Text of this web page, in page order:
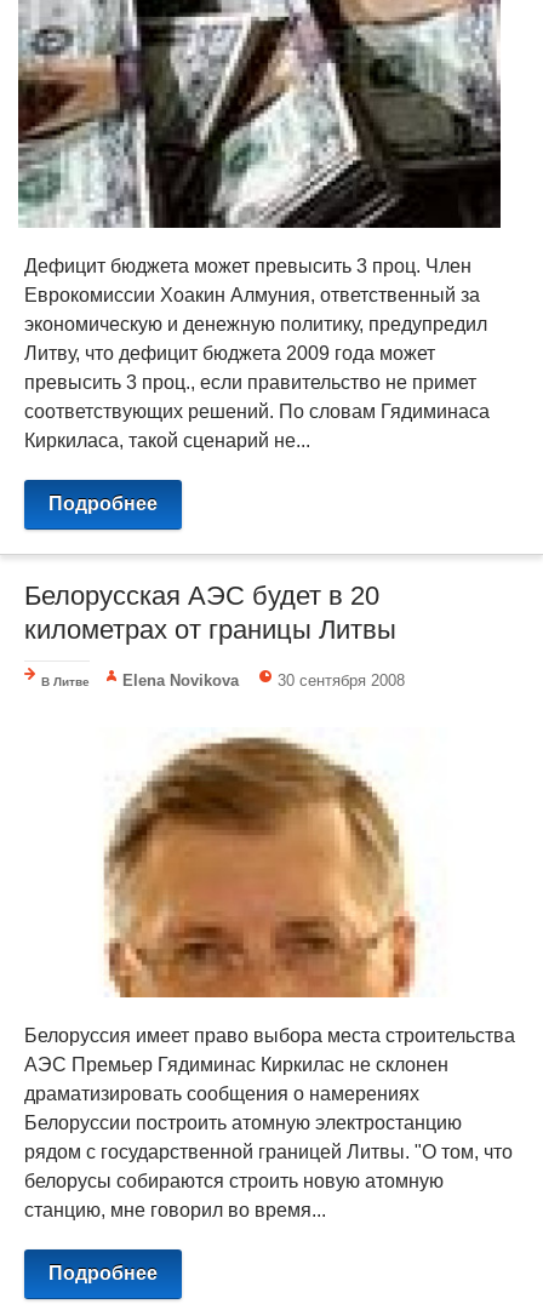
Дефицит бюджета может превысить 3 проц. Член
Еврокомиссии Хоакин Алмуния, ответственный за
экономическую и денежную политику, предупредил
Литву, что дефицит бюджета 2009 года может
превысить 3 проц., если правительство не примет
соответствующих решений. По словам Гядиминаса
Киркиласа, такой сценарий не...
Подробнее
Белорусская АЭС будет в 20
километрах от границы Литвы
В Литве Elena Novikova 30 сентября 2008
Белоруссия имеет право выбора места строительства
АЭС Премьер Гядиминас Киркилас не склонен
драматизировать сообщения о намерениях
Белоруссии построить атомную электростанцию
рядом с государственной границей Литвы. "О том, что
белорусы собираются строить новую атомную
станцию, мне говорил во время...
Подробнее